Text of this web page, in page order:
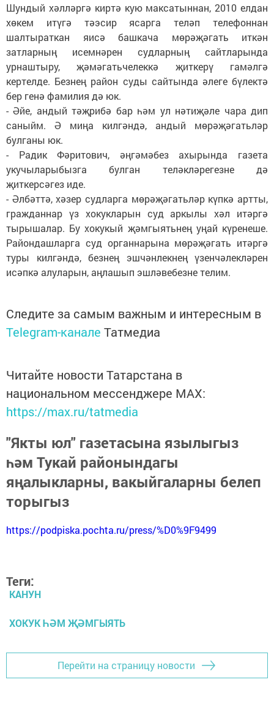
Шундый хәлләргә киртә кую максатыннан, 2010 елдан
хөкем итүгә тәэсир ясарга теләп телефоннан
шалтыраткан яисә башкача мөрәҗәгать иткән
затларның исемнәрен судларның сайтларында
урнаштыру, җәмәгатьчелеккә җиткерү гамәлгә
кертелде. Безнең район суды сайтында әлеге бүлектә
бер генә фамилия дә юк.
- Әйе, андый тәҗрибә бар һәм ул нәтиҗәле чара дип
саныйм. Ә миңа килгәндә, андый мөрәҗәгатьләр
булганы юк.
- Радик Фәритович, әңгәмәбез ахырында газета
укучыларыбызга булган теләкләрегезне дә
җиткерсәгез иде.
- Әлбәттә, хәзер судларга мөрәҗәгатьләр күпкә артты,
гражданнар үз хокукларын суд аркылы хәл итәргә
тырышалар. Бу хокукый җәмгыятьнең уңай күренеше.
Райондашларга суд органнарына мөрәҗәгать итәргә
туры килгәндә, безнең эшчәнлекнең үзенчәлекләрен
исәпкә алуларын, аңлашып эшләвебезне телим.
Следите за самым важным и интересным в
Telegram-канале Татмедиа
Читайте новости Татарстана в
национальном мессенджере MАХ:
https://max.ru/tatmedia
"Якты юл" газетасына язылыгыз
һәм Тукай районындагы
яңалыкларны, вакыйгаларны белеп
торыгыз
https://podpiska.pochta.ru/press/%D0%9F9499
Теги:
КАНУН
ХОКУК ҺӘМ ҖӘМГЫЯТЬ
Перейти на страницу новости